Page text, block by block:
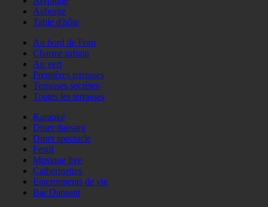
Auberge
Table d'hôte
Au bord de l'eau
Charme urbain
Au vert
Premières terrasses
Terrasses secrètes
Toutes les terrasses
Karaoké
Diner dansant
Diner spectacle
Festif
Musique live
Catherinettes
Enterrements de vie
Bar Dansant